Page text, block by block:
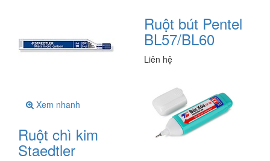
Xem nhanh
Ruột chì kim
Staedtler
Ruột bút Pentel
BL57/BL60
Liên hệ